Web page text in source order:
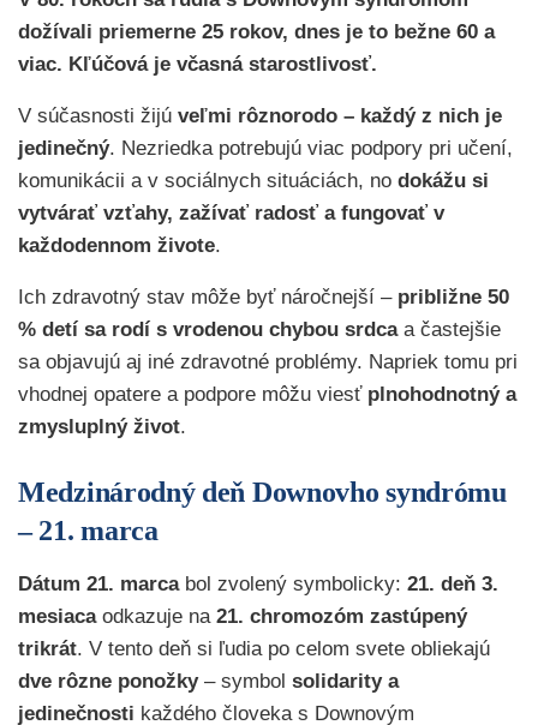
dožívali priemerne 25 rokov, dnes je to bežne 60 a
viac. Kľúčová je včasná starostlivosť.
V súčasnosti žijú veľmi rôznorodo – každý z nich je
jedinečný. Nezriedka potrebujú viac podpory pri učení,
komunikácii a v sociálnych situáciách, no dokážu si
vytvárať vzťahy, zažívať radosť a fungovať v
každodennom živote.
Ich zdravotný stav môže byť náročnejší – približne 50
% detí sa rodí s vrodenou chybou srdcaa častejšie
sa objavujú aj iné zdravotné problémy. Napriek tomu pri
vhodnej opatere a podpore môžu viesť plnohodnotný a
zmysluplný život.
Medzinárodný deň Downovho syndrómu
– 21. marca
Dátum 21. marcabol zvolený symbolicky: 21. deň 3.
mesiacaodkazuje na 21. chromozóm zastúpený
trikrát. V tento deň si ľudia po celom svete obliekajú
dve rôzne ponožky– symbol solidarity a
jedinečnosti každého človeka s Downovým